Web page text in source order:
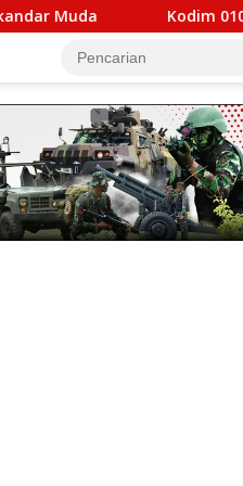
Kodim 0108/Agara dan